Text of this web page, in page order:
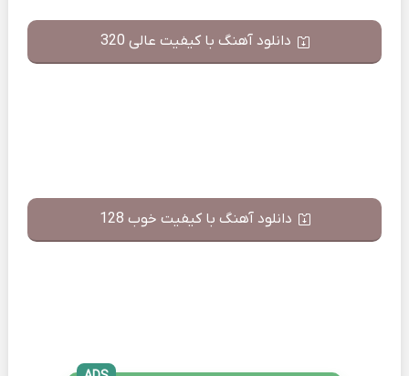
دانلود آهنگ با کیفیت عالی 320
دانلود آهنگ با کیفیت خوب 128